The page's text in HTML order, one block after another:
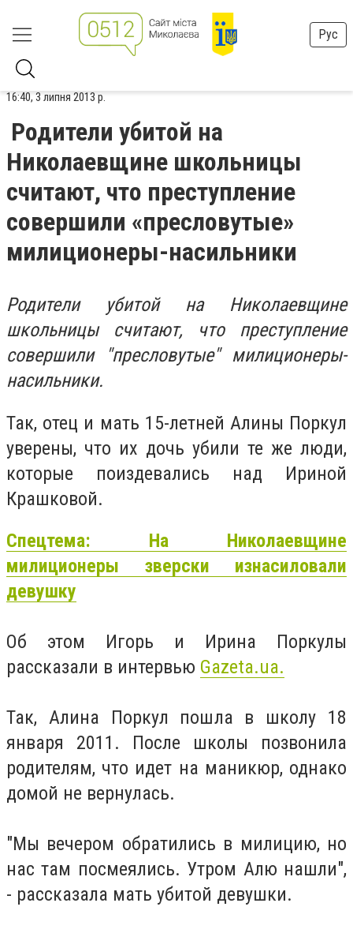
Рус
16:40, 3 липня 2013 р.
Родители убитой на
Николаевщине школьницы
считают, что преступление
совершили «пресловутые»
милиционеры-насильники
Родители убитой на Николаевщине
школьницы считают, что преступление
совершили "пресловутые" милиционеры-
насильники.
Так, отец и мать 15-летней Алины Поркул
уверены, что их дочь убили те же люди,
которые поиздевались над Ириной
Крашковой.
Спецтема: На Николаевщине
милиционеры зверски изнасиловали
девушку
Об этом Игорь и Ирина Поркулы
рассказали в интервью Gazeta.ua.
Так, Алина Поркул пошла в школу 18
января 2011. После школы позвонила
родителям, что идет на маникюр, однако
домой не вернулась.
"Мы вечером обратились в милицию, но
нас там посмеялись. Утром Алю нашли",
- рассказала мать убитой девушки.